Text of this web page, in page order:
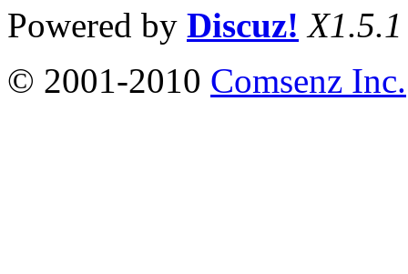
Powered by Discuz! X1.5.1
© 2001-2010 Comsenz Inc.